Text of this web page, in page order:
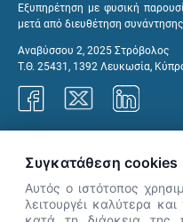
Εξυπηρέτηση με φυσική
μετά από διευθέτηση
Αναβύσσου 2, 2025 Στρόβολος
Τ.Θ. 25431, 1392 Λευκωσία,
Συγκατάθεση cookies
Αυτός ο ιστότοπος
λειτουργέι καλύτερα